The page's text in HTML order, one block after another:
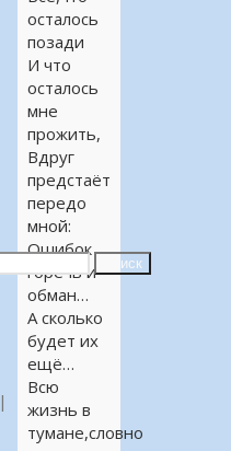
Поиск
осталось
позади
И что
осталось
мне
прожить,
Вдруг
предстаёт
передо
мной:
Ошибок
горечь и
обман…
А сколько
будет их
ещё…
Всю
жизнь в
тумане,словно
|